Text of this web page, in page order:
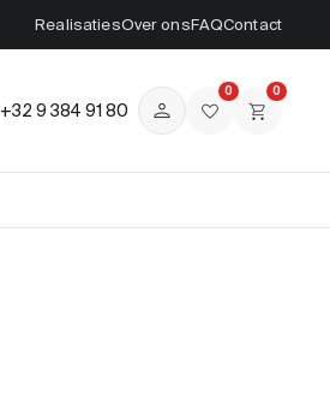
RealisatiesOver onsFAQContact
0
0
+32 9 384 91 80